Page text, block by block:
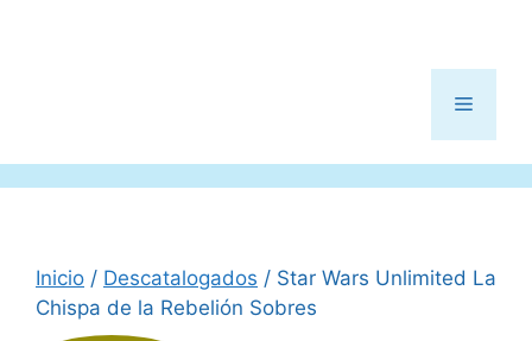
Menú
Inicio / Descatalogados / Star Wars Unlimited La
Chispa de la Rebelión Sobres